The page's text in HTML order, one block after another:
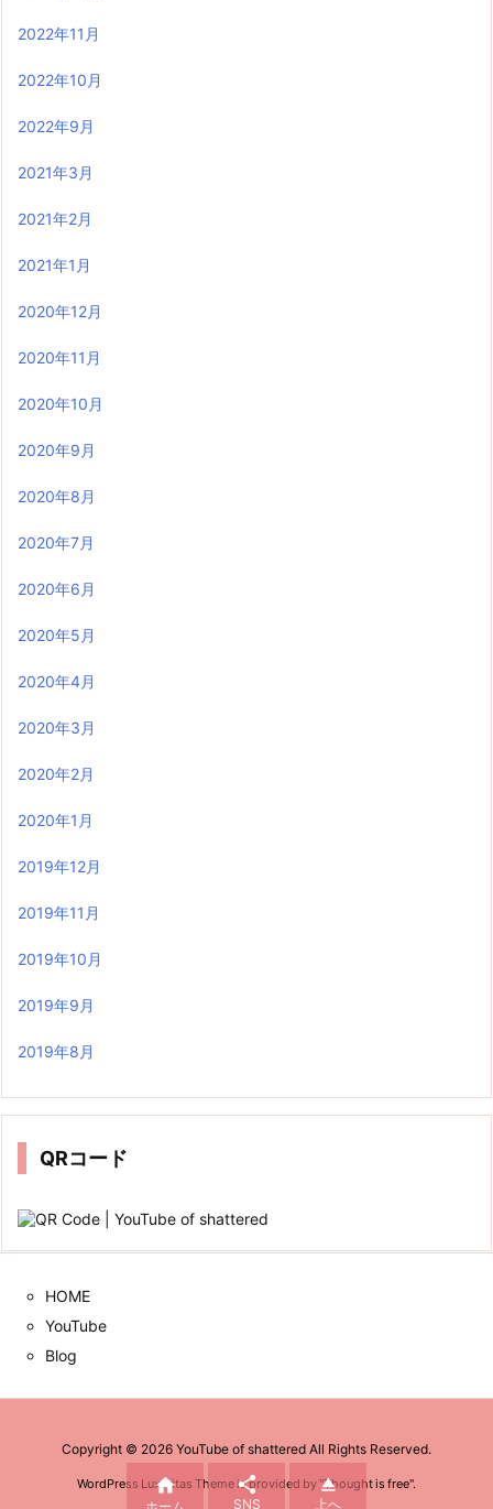
2022年11月
2022年10月
2022年9月
2021年3月
2021年2月
2021年1月
2020年12月
2020年11月
2020年10月
2020年9月
2020年8月
2020年7月
2020年6月
2020年5月
2020年4月
2020年3月
2020年2月
2020年1月
2019年12月
2019年11月
2019年10月
2019年9月
2019年8月
QRコード
HOME
YouTube
Blog
Copyright © 2026 YouTube of shattered All Rights Reserved.
WordPress Luxeritas Theme is provided by "Thought is free".
 
SNS

上へ